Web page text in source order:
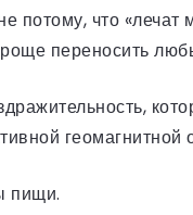
что
переносить
геомагнитной
пищи.